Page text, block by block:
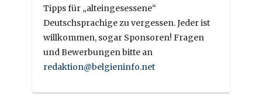
Tipps für „alteingesessene“
Deutschsprachige zu vergessen. Jeder ist
willkommen, sogar Sponsoren! Fragen
und Bewerbungen bitte an
redaktion@belgieninfo.net